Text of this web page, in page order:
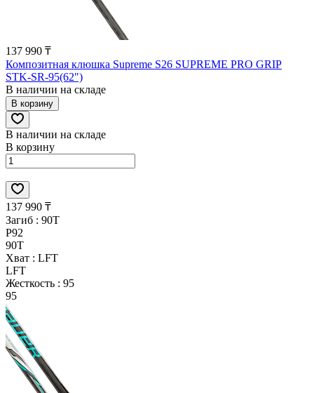
137 990 ₸
Композитная клюшка Supreme S26 SUPREME PRO GRIP
STK-SR-95(62")
В наличии на складе
В корзину
В наличии на складе
В корзину
137 990 ₸
Загиб : 90T
P92
90T
Хват : LFT
LFT
Жесткость : 95
95